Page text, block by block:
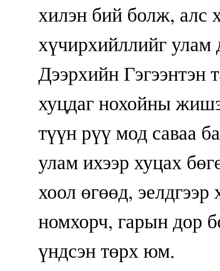
хилэн бий болж, алс
хүчирхийллийг улам
Дээрхийн Гэгээнтэн
хуцдаг нохойны
түүн рүү мод саваа
улам ихээр хуцах
хоол өгөөд, эелдгээр
номхорч, гарын дор
үндсэн төрх юм.